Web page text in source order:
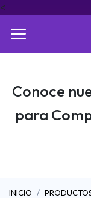
<
Conoce
para
INICIO